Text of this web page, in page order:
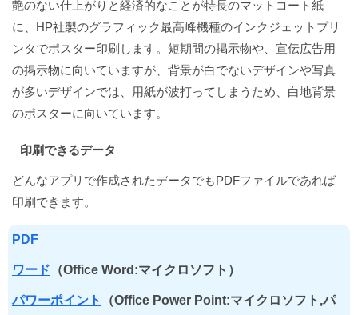
艶のない仕上がりと経済的なことが特長のマットコート紙
に、HP社製のグラフィック最高峰機種のインクジェットプリ
ンタでポスター印刷します。短期間の掲示物や、宣伝広告用
の掲示物に向いていますが、背景が白でないデザインや写真
が多いデザインでは、用紙が波打ってしまうため、白地背景
のポスターに向いています。
印刷できるデータ
どんなアプリで作成されたデータでもPDFファイルであれば
印刷できます。
PDF
ワード （Office Word:マイクロソフト）
パワーポイント
（Office Power Point:マイクロソフト,パ